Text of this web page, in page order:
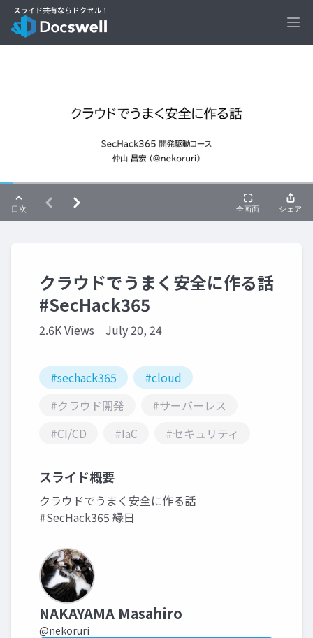
クラウドでうまく安全に作る話
#SecHack365
2.6K Views July 20, 24
#sechack365
#cloud
#クラウド開発
#サーバーレス
#CI/CD
#IaC #セキュリティ
スライド概要
クラウドでうまく安全に作る話
#SecHack365 縁日
NAKAYAMA Masahiro
@nekoruri